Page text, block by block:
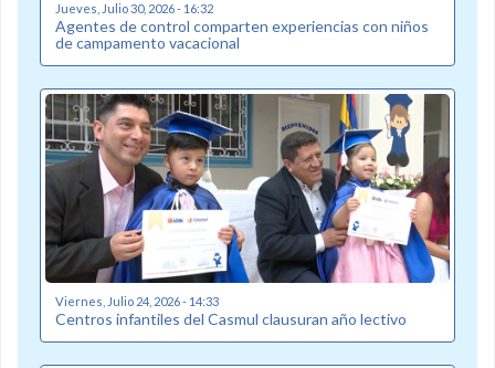
Jueves, Julio 30, 2026 - 16:32
Agentes de control comparten experiencias con niños
de campamento vacacional
Viernes, Julio 24, 2026 - 14:33
Centros infantiles del Casmul clausuran año lectivo